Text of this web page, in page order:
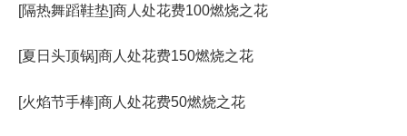
[隔热舞蹈鞋垫]商人处花费100燃烧之花
[夏日头顶锅]商人处花费150燃烧之花
[火焰节手棒]商人处花费50燃烧之花